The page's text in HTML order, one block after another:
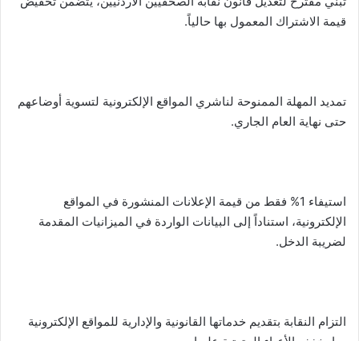
قيمة الاشتراك المعمول بها حالياً.
تمديد المهلة الممنوحة لناشري المواقع الإلكترونية لتسوية أوضاعهم
حتى نهاية العام الجاري.
استيفاء 1% فقط من قيمة الإعلانات المنشورة في المواقع
الإلكترونية، استناداً إلى البيانات الواردة في الميزانيات المقدمة
لضريبة الدخل.
التزام النقابة بتقديم خدماتها القانونية والإدارية للمواقع الإلكترونية